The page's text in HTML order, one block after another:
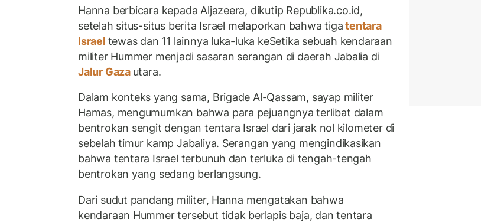
Hanna berbicara kepada Aljazeera, dikutip Republika.co.id,
setelah situs-situs berita Israel melaporkan bahwa tigatentara
Israel tewas dan 11 lainnya luka-luka keSetika sebuah kendaraan
militer Hummer menjadi sasaran serangan di daerah Jabalia di
Jalur Gaza utara.
Dalam konteks yang sama, Brigade Al-Qassam, sayap militer
Hamas, mengumumkan bahwa para pejuangnya terlibat dalam
bentrokan sengit dengan tentara Israel dari jarak nol kilometer di
sebelah timur kamp Jabaliya. Serangan yang mengindikasikan
bahwa tentara Israel terbunuh dan terluka di tengah-tengah
bentrokan yang sedang berlangsung.
Dari sudut pandang militer, Hanna mengatakan bahwa
kendaraan Hummer tersebut tidak berlapis baja, dan tentara